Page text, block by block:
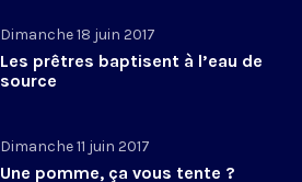
Dimanche 18 juin 2017
Les prêtres baptisent à l’eau de
source
Dimanche 11 juin 2017
Une pomme, ça vous tente ?